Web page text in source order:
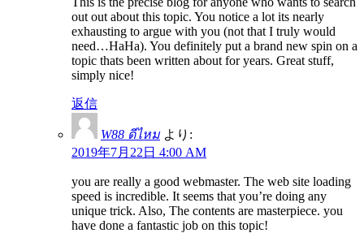
out out about this topic. You notice a lot its nearly
exhausting to argue with you (not that I truly would
need…HaHa). You definitely put a brand new spin on a
topic thats been written about for years. Great stuff,
simply nice!
返信
W88 ดีไหม より:
2019年7月22日 4:00 AM
you are really a good webmaster. The web site loading
speed is incredible. It seems that you’re doing any
unique trick. Also, The contents are masterpiece. you
have done a fantastic job on this topic!